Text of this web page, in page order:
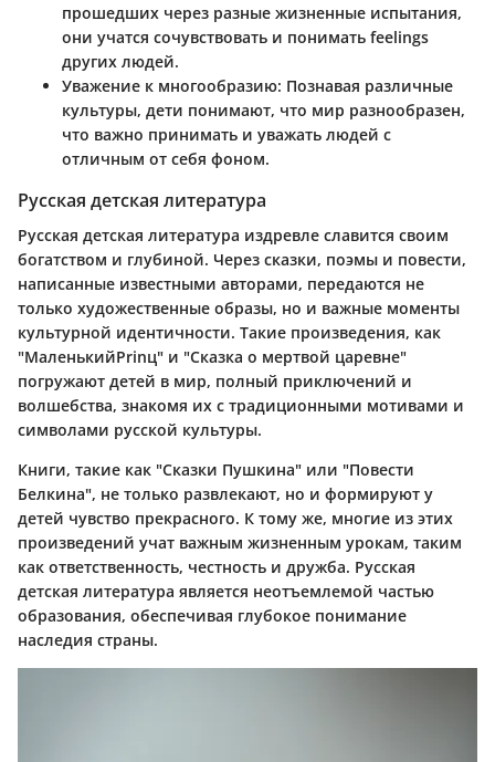
прошедших через разные жизненные испытания,
они учатся сочувствовать и понимать feelings
других людей.
Уважение к многообразию: Познавая различные
культуры, дети понимают, что мир разнообразен,
что важно принимать и уважать людей с
отличным от себя фоном.
Русская детская литература
Русская детская литература издревле славится своим
богатством и глубиной. Через сказки, поэмы и повести,
написанные известными авторами, передаются не
только художественные образы, но и важные моменты
культурной идентичности. Такие произведения, как
"МаленькийPrinц" и "Сказка о мертвой царевне"
погружают детей в мир, полный приключений и
волшебства, знакомя их с традиционными мотивами и
символами русской культуры.
Книги, такие как "Сказки Пушкина" или "Повести
Белкина", не только развлекают, но и формируют у
детей чувство прекрасного. К тому же, многие из этих
произведений учат важным жизненным урокам, таким
как ответственность, честность и дружба. Русская
детская литература является неотъемлемой частью
образования, обеспечивая глубокое понимание
наследия страны.